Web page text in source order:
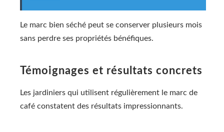
Le marc bien séché peut se conserver plusieurs mois
sans perdre ses propriétés bénéfiques.
Témoignages et résultats concrets
Les jardiniers qui utilisent régulièrement le marc de
café constatent des résultats impressionnants.